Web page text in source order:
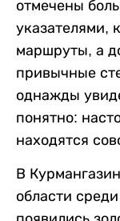
отмечены
указателями,
маршруты, а
привычные
однажды
понятно:
находятся
В
области